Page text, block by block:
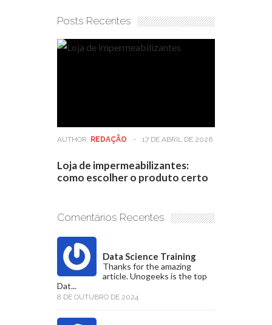
Posts Recentes
AUTHOR: REDAÇÃO - 17 DE ABRIL DE 2026
Loja de impermeabilizantes:
como escolher o produto certo
Comentários Recentes
Data Science Training
Thanks for the amazing
article. Unogeeks is the top
Dat...
8 DE OUTUBRO DE 2024